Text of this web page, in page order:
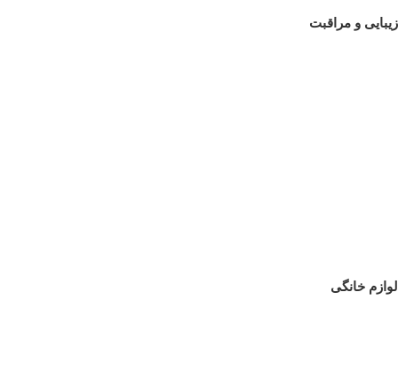
زیبایی و مراقبت
لوازم خانگی